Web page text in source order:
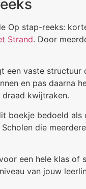
Op stap-reeks:
Strand. Door
vaste
en pas daarna
kwijtraken.
boekje bedoeld
die
een hele klas
van jouw